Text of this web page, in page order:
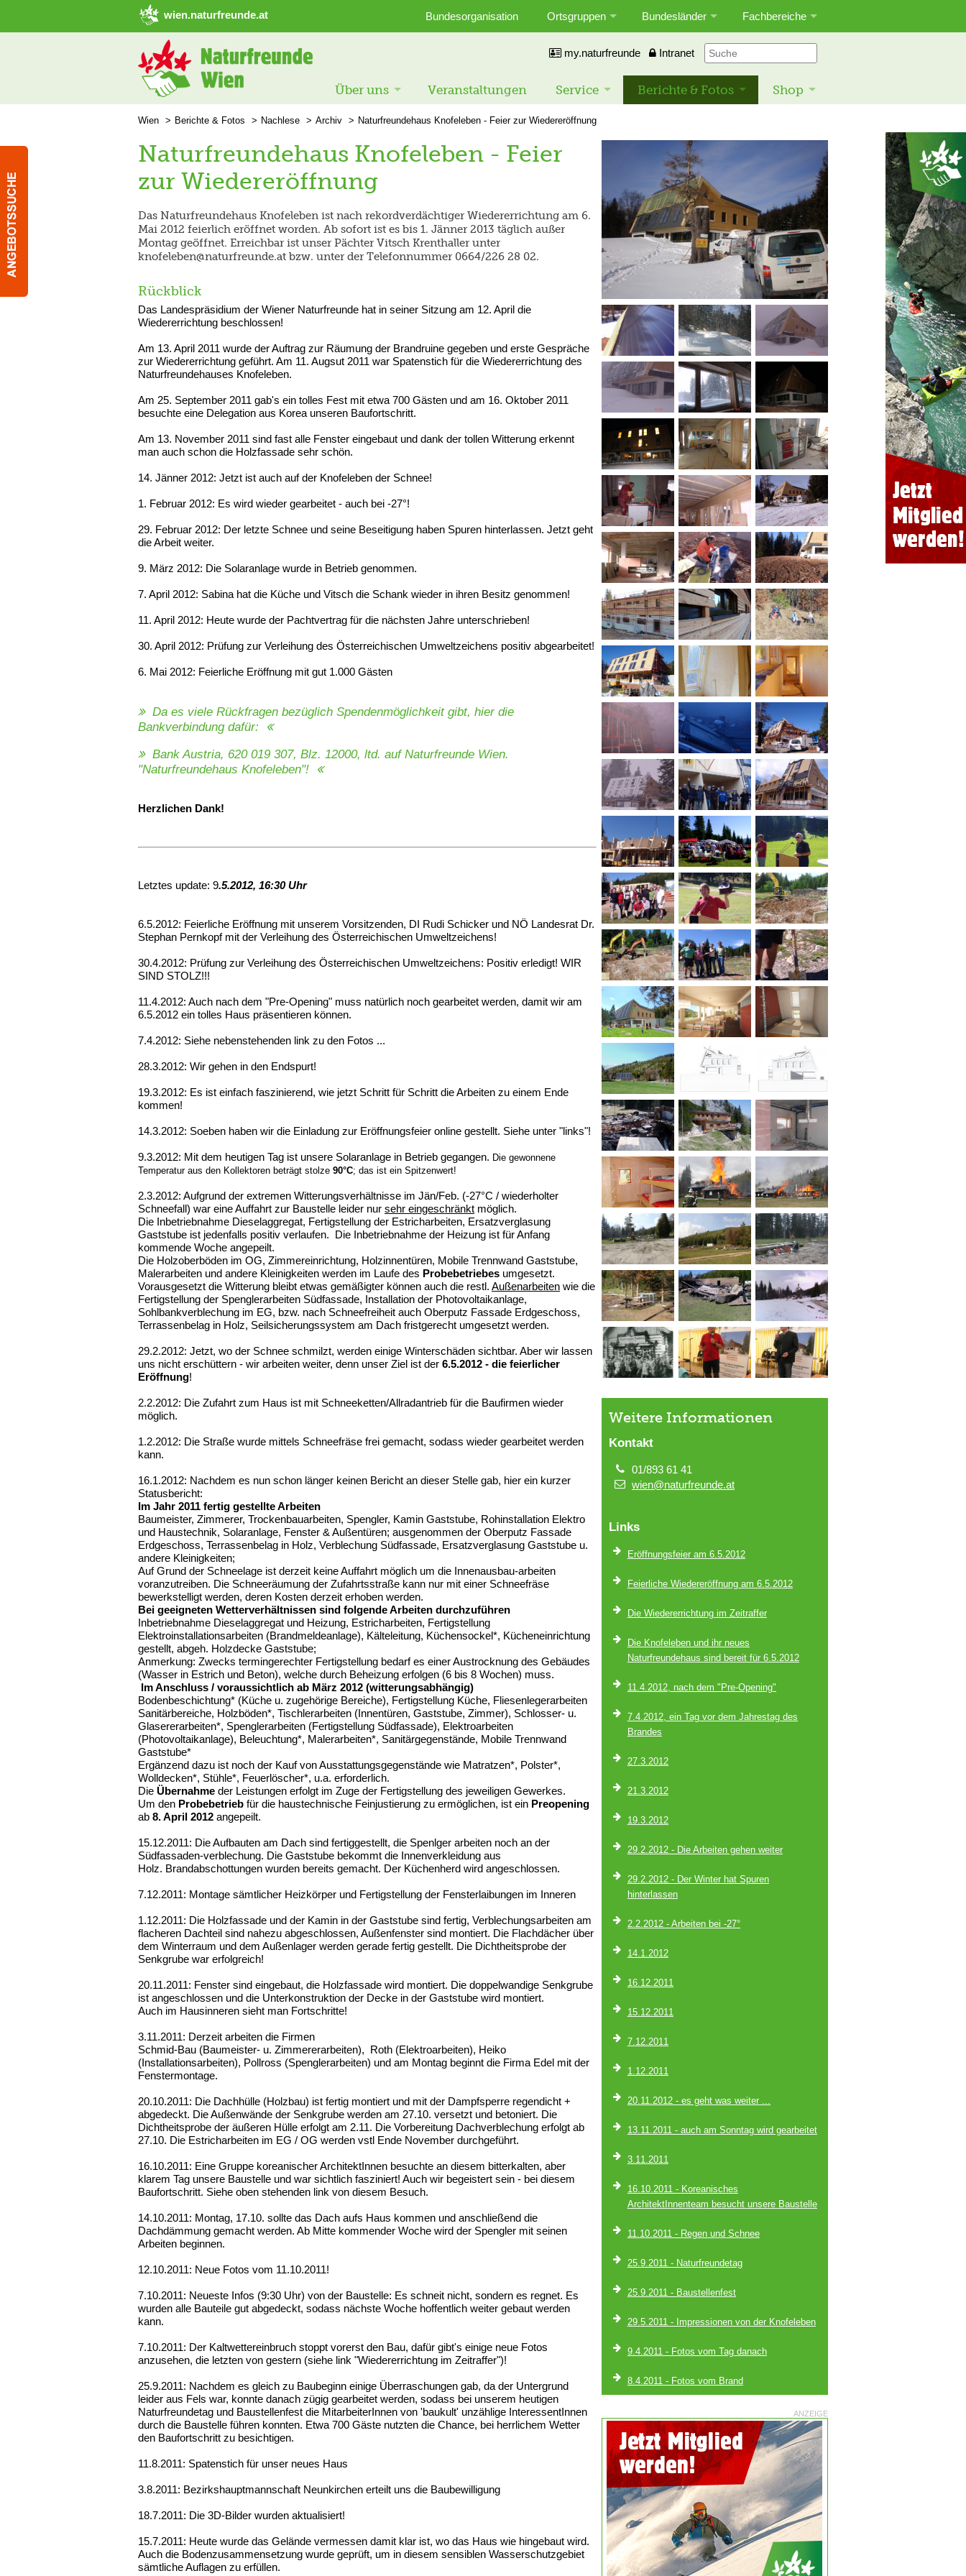
➜ Hauptregion der Seite anspringen
wien.naturfreunde.at Bundesorganisation Ortsgruppen Bundesländer Fachbereiche
my.naturfreunde Intranet
Über uns Veranstaltungen Service Berichte & Fotos Shop
Wien Berichte & Fotos Nachlese Archiv Naturfreundehaus Knofeleben - Feier zur Wiedereröffnung
Naturfreundehaus Knofeleben - Feier
zur Wiedereröffnung
Das Naturfreundehaus Knofeleben ist nach rekordverdächtiger Wiedererrichtung am 6.
Mai 2012 feierlich eröffnet worden. Ab sofort ist es bis 1. Jänner 2013 täglich außer
Montag geöffnet. Erreichbar ist unser Pächter Vitsch Krenthaller unter
knofeleben@naturfreunde.at bzw. unter der Telefonnummer 0664/226 28 02.
Rückblick
Das Landespräsidium der Wiener Naturfreunde hat in seiner Sitzung am 12. April die
Wiedererrichtung beschlossen!
Am 13. April 2011 wurde der Auftrag zur Räumung der Brandruine gegeben und erste Gespräche
zur Wiedererrichtung geführt. Am 11. Augsut 2011 war Spatenstich für die Wiedererrichtung des
Naturfreundehauses Knofeleben.
Am 25. September 2011 gab's ein tolles Fest mit etwa 700 Gästen und am 16. Oktober 2011
besuchte eine Delegation aus Korea unseren Baufortschritt.
Am 13. November 2011 sind fast alle Fenster eingebaut und dank der tollen Witterung erkennt
man auch schon die Holzfassade sehr schön.
14. Jänner 2012: Jetzt ist auch auf der Knofeleben der Schnee!
1. Februar 2012: Es wird wieder gearbeitet - auch bei -27°!
29. Februar 2012: Der letzte Schnee und seine Beseitigung haben Spuren hinterlassen. Jetzt geht
die Arbeit weiter.
9. März 2012: Die Solaranlage wurde in Betrieb genommen.
7. April 2012: Sabina hat die Küche und Vitsch die Schank wieder in ihren Besitz genommen!
11. April 2012: Heute wurde der Pachtvertrag für die nächsten Jahre unterschrieben!
30. April 2012: Prüfung zur Verleihung des Österreichischen Umweltzeichens positiv abgearbeitet!
6. Mai 2012: Feierliche Eröffnung mit gut 1.000 Gästen
Da es viele Rückfragen bezüglich Spendenmöglichkeit gibt, hier die
Bankverbindung dafür:
Bank Austria, 620 019 307, Blz. 12000, ltd. auf Naturfreunde Wien.
"Naturfreundehaus Knofeleben"!
Herzlichen Dank!
Letztes update: 9.5.2012, 16:30 Uhr
6.5.2012: Feierliche Eröffnung mit unserem Vorsitzenden, DI Rudi Schicker und NÖ Landesrat Dr.
Stephan Pernkopf mit der Verleihung des Österreichischen Umweltzeichens!
30.4.2012: Prüfung zur Verleihung des Österreichischen Umweltzeichens: Positiv erledigt! WIR
SIND STOLZ!!!
11.4.2012: Auch nach dem "Pre-Opening" muss natürlich noch gearbeitet werden, damit wir am
6.5.2012 ein tolles Haus präsentieren können.
7.4.2012: Siehe nebenstehenden link zu den Fotos ...
28.3.2012: Wir gehen in den Endspurt!
19.3.2012: Es ist einfach faszinierend, wie jetzt Schritt für Schritt die Arbeiten zu einem Ende
kommen!
14.3.2012: Soeben haben wir die Einladung zur Eröffnungsfeier online gestellt. Siehe unter "links"!
9.3.2012: Mit dem heutigen Tag ist unsere Solaranlage in Betrieb gegangen. Die gewonnene
Temperatur aus den Kollektoren beträgt stolze 90°C; das ist ein Spitzenwert!
2.3.2012: Aufgrund der extremen Witterungsverhältnisse im Jän/Feb. (-27°C / wiederholter
Schneefall) war eine Auffahrt zur Baustelle leider nur sehr eingeschränkt möglich.
Die Inbetriebnahme Dieselaggregat, Fertigstellung der Estricharbeiten, Ersatzverglasung
Gaststube ist jedenfalls positiv verlaufen. Die Inbetriebnahme der Heizung ist für Anfang
kommende Woche angepeilt.
Die Holzoberböden im OG, Zimmereinrichtung, Holzinnentüren, Mobile Trennwand Gaststube,
Malerarbeiten und andere Kleinigkeiten werden im Laufe des Probebetriebes umgesetzt.
Vorausgesetzt die Witterung bleibt etwas gemäßigter können auch die restl. Außenarbeiten wie die
Fertigstellung der Spenglerarbeiten Südfassade, Installation der Photovoltaikanlage,
Sohlbankverblechung im EG, bzw. nach Schneefreiheit auch Oberputz Fassade Erdgeschoss,
Terrassenbelag in Holz, Seilsicherungssystem am Dach fristgerecht umgesetzt werden.
29.2.2012: Jetzt, wo der Schnee schmilzt, werden einige Winterschäden sichtbar. Aber wir lassen
uns nicht erschüttern - wir arbeiten weiter, denn unser Ziel ist der 6.5.2012 - die feierlicher
Eröffnung!
2.2.2012: Die Zufahrt zum Haus ist mit Schneeketten/Allradantrieb für die Baufirmen wieder
möglich.
1.2.2012: Die Straße wurde mittels Schneefräse frei gemacht, sodass wieder gearbeitet werden
kann.
16.1.2012: Nachdem es nun schon länger keinen Bericht an dieser Stelle gab, hier ein kurzer
Statusbericht:
Im Jahr 2011 fertig gestellte Arbeiten
Baumeister, Zimmerer, Trockenbauarbeiten, Spengler, Kamin Gaststube, Rohinstallation Elektro
und Haustechnik, Solaranlage, Fenster & Außentüren; ausgenommen der Oberputz Fassade
Erdgeschoss, Terrassenbelag in Holz, Verblechung Südfassade, Ersatzverglasung Gaststube u.
andere Kleinigkeiten;
Auf Grund der Schneelage ist derzeit keine Auffahrt möglich um die Innenausbau-arbeiten
voranzutreiben. Die Schneeräumung der Zufahrtsstraße kann nur mit einer Schneefräse
bewerkstelligt werden, deren Kosten derzeit erhoben werden.
Bei geeigneten Wetterverhältnissen sind folgende Arbeiten durchzuführen
Inbetriebnahme Dieselaggregat und Heizung, Estricharbeiten, Fertigstellung
Elektroinstallationsarbeiten (Brandmeldeanlage), Kälteleitung, Küchensockel*, Kücheneinrichtung
gestellt, abgeh. Holzdecke Gaststube;
Anmerkung: Zwecks termingerechter Fertigstellung bedarf es einerAustrocknung des Gebäudes
(Wasser in Estrich und Beton), welche durch Beheizung erfolgen (6 bis 8 Wochen) muss.
Im Anschluss / voraussichtlich ab März 2012 (witterungsabhängig)
Bodenbeschichtung* (Küche u. zugehörige Bereiche), Fertigstellung Küche, Fliesenlegerarbeiten
Sanitärbereiche, Holzböden*, Tischlerarbeiten (Innentüren, Gaststube, Zimmer), Schlosser- u.
Glasererarbeiten*, Spenglerarbeiten (Fertigstellung Südfassade), Elektroarbeiten
(Photovoltaikanlage), Beleuchtung*, Malerarbeiten*, Sanitärgegenstände, Mobile Trennwand
Gaststube*
Ergänzend dazu ist noch der Kauf von Ausstattungsgegenstände wie Matratzen*, Polster*,
Wolldecken*, Stühle*, Feuerlöscher*, u.a. erforderlich.
Die Übernahme der Leistungen erfolgt im Zuge der Fertigstellung des jeweiligen Gewerkes.
Um den Probebetrieb für die haustechnische Feinjustierung zu ermöglichen, ist ein Preopening
ab 8. April 2012 angepeilt.
15.12.2011: DieAufbauten am Dach sind fertiggestellt, die Spenlger arbeiten noch an der
Südfassaden-verblechung. Die Gaststube bekommt die Innenverkleidung aus
Holz. Brandabschottungen wurden bereits gemacht. Der Küchenherd wird angeschlossen.
7.12.2011: Montage sämtlicher Heizkörper und Fertigstellung der Fensterlaibungen im Inneren
1.12.2011: Die Holzfassade und der Kamin in der Gaststube sind fertig, Verblechungsarbeiten am
flacheren Dachteil sind nahezu abgeschlossen, Außenfenster sind montiert. Die Flachdächer über
dem Winterraum und dem Außenlager werden gerade fertig gestellt. Die Dichtheitsprobe der
Senkgrube war erfolgreich!
20.11.2011: Fenster sind eingebaut, die Holzfassade wird montiert. Die doppelwandige Senkgrube
ist angeschlossen und die Unterkonstruktion der Decke in der Gaststube wird montiert.
Auch im Hausinneren sieht man Fortschritte!
3.11.2011: Derzeit arbeiten die Firmen
Schmid-Bau (Baumeister- u. Zimmererarbeiten), Roth (Elektroarbeiten), Heiko
(Installationsarbeiten), Pollross (Spenglerarbeiten) und am Montag beginnt die Firma Edel mit der
Fenstermontage.
20.10.2011: Die Dachhülle (Holzbau) ist fertig montiert und mit der Dampfsperre regendicht +
abgedeckt. Die Außenwände der Senkgrube werden am 27.10. versetzt und betoniert. Die
Dichtheitsprobe der äußeren Hülle erfolgt am 2.11. Die Vorbereitung Dachverblechung erfolgt ab
27.10. Die Estricharbeiten im EG / OG werden vstl Ende November durchgeführt.
16.10.2011: Eine Gruppe koreanischer ArchitektInnen besuchte an diesem bitterkalten, aber
klarem Tag unsere Baustelle und war sichtlich fasziniert! Auch wir begeistert sein - bei diesem
Baufortschritt. Siehe oben stehenden link von diesem Besuch.
14.10.2011: Montag, 17.10. sollte das Dach aufs Haus kommen und anschließend die
Dachdämmung gemacht werden. Ab Mitte kommender Woche wird der Spengler mit seinen
Arbeiten beginnen.
12.10.2011: Neue Fotos vom 11.10.2011!
7.10.2011: Neueste Infos (9:30 Uhr) von der Baustelle: Es schneit nicht, sondern es regnet. Es
wurden alle Bauteile gut abgedeckt, sodass nächste Woche hoffentlich weiter gebaut werden
kann.
7.10.2011: Der Kaltwettereinbruch stoppt vorerst den Bau, dafür gibt's einige neue Fotos
anzusehen, die letzten von gestern (siehe link "Wiedererrichtung im Zeitraffer")!
25.9.2011: Nachdem es gleich zu Baubeginn einige Überraschungen gab, da der Untergrund
leider aus Fels war, konnte danach zügig gearbeitet werden, sodass bei unserem heutigen
Naturfreundetag und Baustellenfest die MitarbeiterInnen von 'baukult' unzählige InteressentInnen
durch die Baustelle führen konnten. Etwa 700 Gäste nutzten die Chance, bei herrlichem Wetter
den Baufortschritt zu besichtigen.
11.8.2011: Spatenstich für unser neues Haus
3.8.2011: Bezirkshauptmannschaft Neunkirchen erteilt uns die Baubewilligung
18.7.2011: Die 3D-Bilder wurden aktualisiert!
15.7.2011: Heute wurde das Gelände vermessen damit klar ist, wo das Haus wie hingebaut wird.
Auch die Bodenzusammensetzung wurde geprüft, um in diesem sensiblen Wasserschutzgebiet
sämtliche Auflagen zu erfüllen.
Weitere Informationen
Kontakt
01/893 61 41
wien@naturfreunde.at
Links
Eröffnungsfeier am 6.5.2012
Feierliche Wiedereröffnung am 6.5.2012
Die Wiedererrichtung im Zeitraffer
Die Knofeleben und ihr neues
Naturfreundehaus sind bereit für 6.5.2012
11.4.2012, nach dem "Pre-Opening"
7.4.2012, ein Tag vor dem Jahrestag des
Brandes
27.3.2012
21.3.2012
19.3.2012
29.2.2012 - Die Arbeiten gehen weiter
29.2.2012 - Der Winter hat Spuren
hinterlassen
2.2.2012 - Arbeiten bei -27°
14.1.2012
16.12.2011
15.12.2011
7.12.2011
1.12.2011
20.11.2012 - es geht was weiter ...
13.11.2011 - auch am Sonntag wird gearbeitet
3.11.2011
16.10.2011 - Koreanisches
ArchitektInnenteam besucht unsere Baustelle
11.10.2011 - Regen und Schnee
25.9.2011 - Naturfreundetag
25.9.2011 - Baustellenfest
29.5.2011 - Impressionen von der Knofeleben
9.4.2011 - Fotos vom Tag danach
8.4.2011 - Fotos vom Brand
ANZEIGE